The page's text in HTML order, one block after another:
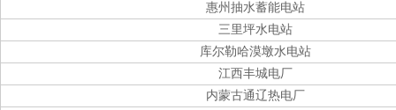
惠州抽水蓄能电站
三里坪水电站
库尔勒哈漠墩水电站
江西丰城电厂
内蒙古通辽热电厂